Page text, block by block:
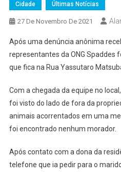
Cidade Últimas Notícias
27 De Novembro De 2021
Após uma denúncia anônima
representantes da ONG Spaddes
que fica na Rua Yassutaro
Com a chegada da equipe no
foi visto do lado de fora da
animais acorrentados em uma
foi encontrado nenhum morador.
Após contato com a dona da
telefone que ia pedir para o